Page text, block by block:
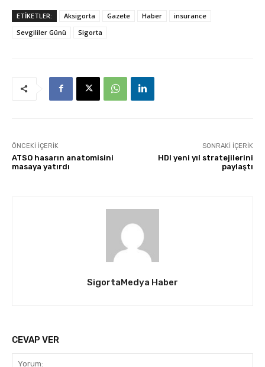
ETİKETLER: Aksigorta Gazete Haber
insurance
Sevgililer Günü
Sigorta
ÖNCEKI İÇERIK
ATSO hasarın anatomisini
masaya yatırdı
SONRAKI İÇERIK
HDI yeni yıl stratejilerini
paylaştı
SigortaMedya Haber
CEVAP VER